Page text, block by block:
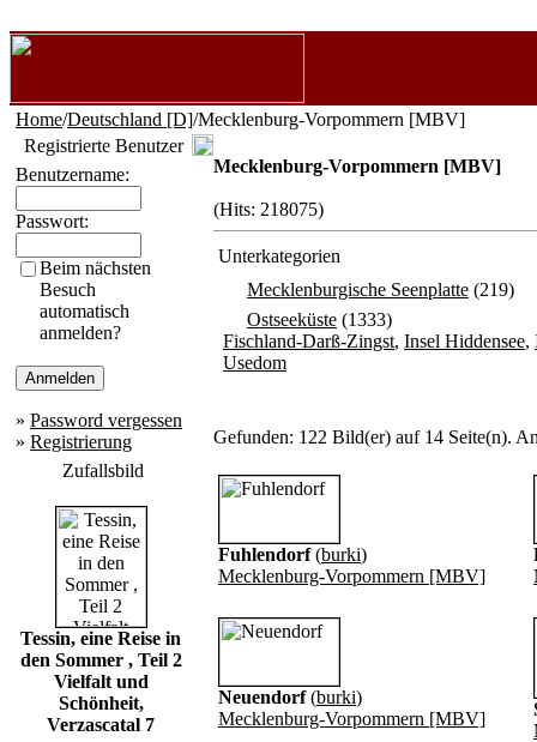
Home/Deutschland [D]/Mecklenburg-Vorpommern [MBV]
Registrierte Benutzer
Benutzername:
Passwort:
Beim nächsten
Besuch
automatisch
anmelden?
» Password vergessen
» Registrierung
Zufallsbild
Tessin, eine Reise in
den Sommer , Teil 2
Vielfalt und
Schönheit,
Verzascatal 7
Mecklenburg-Vorpommern [MBV]
(Hits: 218075)
Unterkategorien
Mecklenburgische Seenplatte (219)
Ostseeküste (1333)
Fischland-Darß-Zingst, Insel Hiddensee,
Usedom
Gefunden: 122 Bild(er) auf 14 Seite(n).
Fuhlendorf(burki)
Mecklenburg-Vorpommern [MBV]
Neuendorf(burki)
Mecklenburg-Vorpommern [MBV]